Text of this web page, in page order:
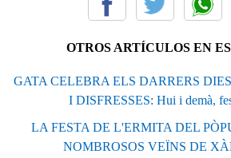
OTROS ARTÍCULOS EN
GATA CELEBRA ELS DARRERS
I DISFRESSES: Hui i demà,
LA FESTA DE L'ERMITA DEL
NOMBROSOS VEÏNS DE